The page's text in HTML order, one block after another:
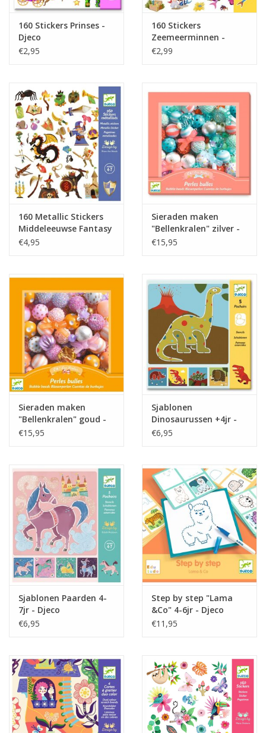
160 Stickers Prinses -
Djeco
€2,95
160 Stickers
Zeemeerminnen -
Djeco
€2,99
160 Metallic Stickers
Middeleeuwse Fantasy
- Djeco
€4,95
Sieraden maken
"Bellenkralen" zilver -
Djeco
€15,95
Sieraden maken
"Bellenkralen" goud -
Djeco
€15,95
Sjablonen
Dinosaurussen +4jr -
Djeco
€6,95
Sjablonen Paarden 4-
7jr - Djeco
€6,95
Step by step "Lama
&Co" 4-6jr - Djeco
€11,95